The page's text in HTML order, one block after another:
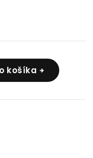
košíka